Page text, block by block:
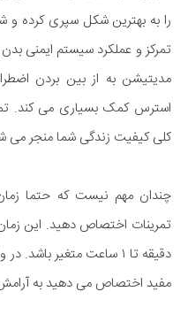
را به بهترین شکل سپری کرده و
تمرکز و عملکرد سیستم ایمنی بدن
مدیتیشن به از بین بردن
استرس کمک بسیاری می کند.
کلی کیفیت زندگی شما منجر می
چندان مهم نیست که حتما
دقیقه تا ۱ ساعت متغیر
مفید اختصاص می دهید به